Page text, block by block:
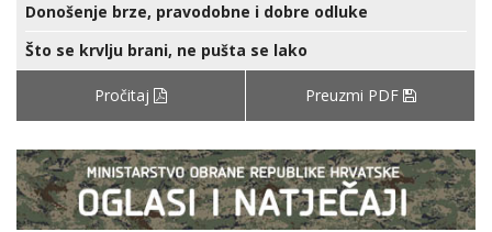
Donošenje brze, pravodobne i dobre odluke
Što se krvlju brani, ne pušta se lako
Pročitaj Preuzmi PDF